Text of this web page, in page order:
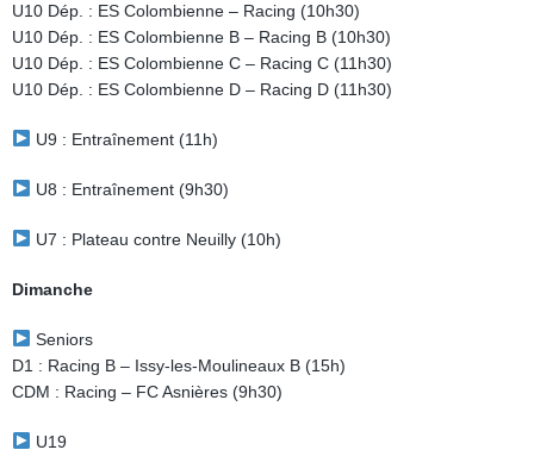
U10 Dép. : ES Colombienne – Racing (10h30)
U10 Dép. : ES Colombienne B – Racing B (10h30)
U10 Dép. : ES Colombienne C – Racing C (11h30)
U10 Dép. : ES Colombienne D – Racing D (11h30)
U9 : Entraînement (11h)
U8 : Entraînement (9h30)
U7 : Plateau contre Neuilly (10h)
Dimanche
Seniors
D1 : Racing B – Issy-les-Moulineaux B (15h)
CDM : Racing – FC Asnières (9h30)
U19